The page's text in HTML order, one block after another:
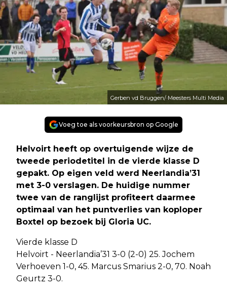
Gerben vd Bruggen/ Meesters Multi Media
Voeg toe als voorkeursbron op Google
Helvoirt heeft op overtuigende wijze de
tweede periodetitel in de vierde klasse D
gepakt. Op eigen veld werd Neerlandia’31
met 3-0 verslagen. De huidige nummer
twee van de ranglijst profiteert daarmee
optimaal van het puntverlies van koploper
Boxtel op bezoek bij Gloria UC.
Vierde klasse D
Helvoirt - Neerlandia’31 3-0 (2-0) 25. Jochem
Verhoeven 1-0, 45. Marcus Smarius 2-0, 70. Noah
Geurtz 3-0.